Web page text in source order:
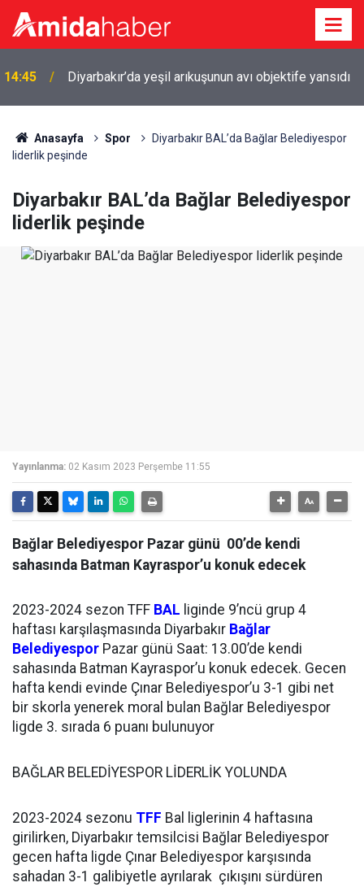
14:45 Diyarbakır’da yeşil arıkuşunun avı objektife yansıdı
Anasayfa Spor
Diyarbakır BAL’da Bağlar Belediyespor
liderlik peşinde
Diyarbakır BAL’da Bağlar Belediyespor
liderlik peşinde
Yayınlanma: 02 Kasım 2023 Perşembe 11:55
Bağlar Belediyespor Pazar günü 00’de kendi
sahasında Batman Kayraspor’u konuk edecek
2023-2024 sezon TFF BAL liginde 9’ncü grup 4
haftası karşılaşmasında Diyarbakır Bağlar
Belediyespor Pazar günü Saat: 13.00’de kendi
sahasında Batman Kayraspor’u konuk edecek. Gecen
hafta kendi evinde Çınar Belediyespor’u 3-1 gibi net
bir skorla yenerek moral bulan Bağlar Belediyespor
ligde 3. sırada 6 puanı bulunuyor
BAĞLAR BELEDİYESPOR LİDERLİK YOLUNDA
2023-2024 sezonu TFF Bal liglerinin 4 haftasına
girilirken, Diyarbakır temsilcisi Bağlar Belediyespor
gecen hafta ligde Çınar Belediyespor karşısında
sahadan 3-1 galibiyetle ayrılarak çıkışını sürdüren